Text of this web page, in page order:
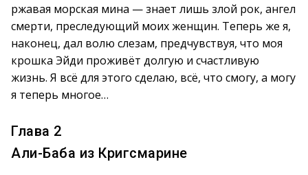
ржавая морская мина — знает лишь злой рок, ангел
смерти, преследующий моих женщин. Теперь же я,
наконец, дал волю слезам, предчувствуя, что моя
крошка Эйди проживёт долгую и счастливую
жизнь. Я всё для этого сделаю, всё, что смогу, а могу
я теперь многое…
Глава 2
Али-Баба из Кригсмарине